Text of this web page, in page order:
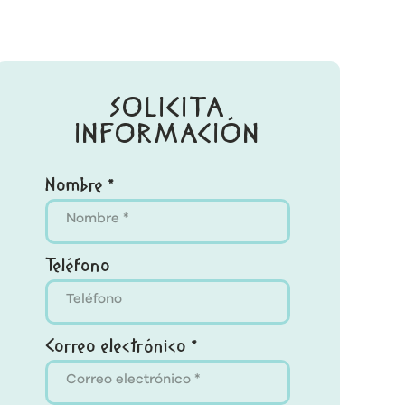
SOLICITA
INFORMACIÓN
Nombre *
Teléfono
Correo electrónico *